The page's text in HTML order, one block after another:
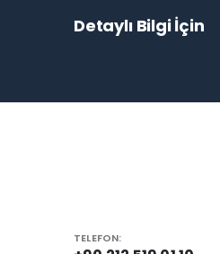
Detaylı Bilgi İçin
TELEFON: